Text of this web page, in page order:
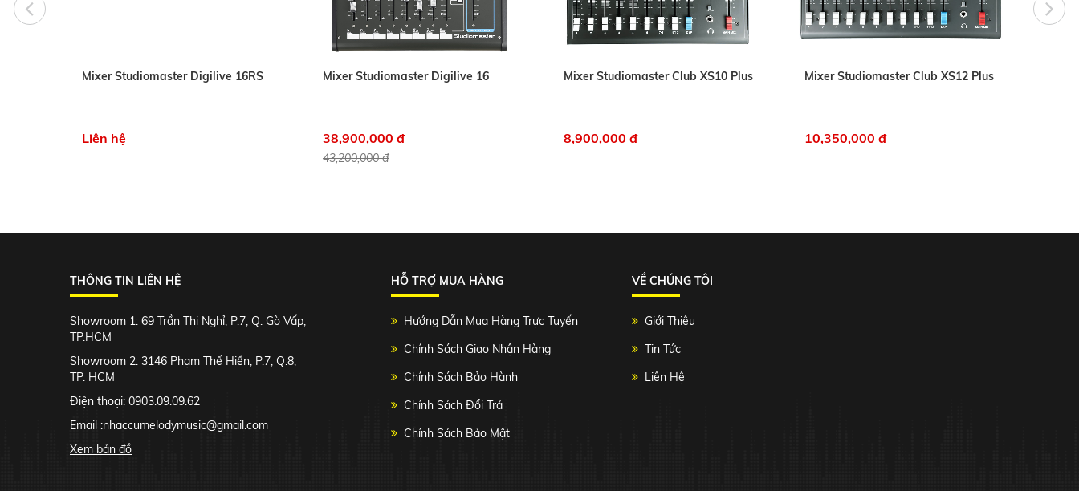
Mixer Studiomaster Digilive 16RS
Liên hệ
Mixer Studiomaster Digilive 16
38,900,000 đ
43,200,000 đ
Mixer Studiomaster Club XS10 Plus
8,900,000 đ
Mixer Studiomaster Club XS12 Plus
10,350,000 đ
THÔNG TIN LIÊN HỆ
Showroom 1: 69 Trần Thị Nghỉ, P.7, Q. Gò Vấp,
TP.HCM
Showroom 2: 3146 Phạm Thế Hiển, P.7, Q.8,
TP. HCM
Điện thoại: 0903.09.09.62
Email :nhaccumelodymusic@gmail.com
Xem bản đồ
HỖ TRỢ MUA HÀNG
Hướng Dẫn Mua Hàng Trực Tuyến
Chính Sách Giao Nhận Hàng
Chính Sách Bảo Hành
Chính Sách Đổi Trả
Chính Sách Bảo Mật
VỀ CHÚNG TÔI
Giới Thiệu
Tin Tức
Liên Hệ